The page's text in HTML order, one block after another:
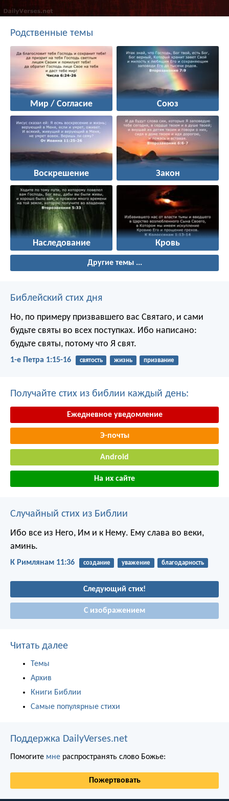
Родственные темы
Мир / Согласие Союз
Воскрешение Закон
Наследование Кровь
Другие темы ...
Библейский стих дня
Но, по примеру призвавшего вас Святаго, и сами
будьте святы во всех поступках. Ибо написано:
будьте святы, потому что Я свят.
1-е Петра 1:15-16 святость жизнь призвание
Получайте стих из библии каждый день:
Ежедневное уведомление
Э-почты
Android
На их сайте
Случайный стих из Библии
Ибо все из Него, Им и к Нему. Ему слава во веки,
аминь.
К Римлянам 11:36 создание уважение благодарность
Следующий стих!
С изображением
Читать далее
Темы
Архив
Книги Библии
Самые популярные стихи
Поддержка DailyVerses.net
Помогите мне распространять слово Божье:
Пожертвовать